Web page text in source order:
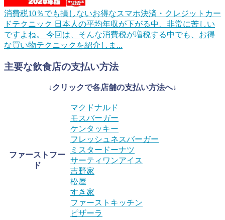
消費税10％でも損しないお得なスマホ決済・クレジットカー
ドテクニック 日本人の平均年収が下がる中、非常に苦しい
ですよね。 今回は、そんな消費税が増税する中でも、お得
な買い物テクニックを紹介しま...
主要な飲食店の支払い方法
↓クリックで各店舗の支払い方法へ↓
ファーストフー
ド
マクドナルド
モスバーガー
ケンタッキー
フレッシュネスバーガー
ミスタードーナツ
サーティワンアイス
吉野家
松屋
すき家
ファーストキッチン
ピザーラ